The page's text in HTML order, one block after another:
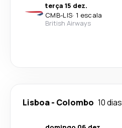
terça 15 dez.
CMB-LIS· 1 escala
British Airways
Lisboa- Colombo 10 dias